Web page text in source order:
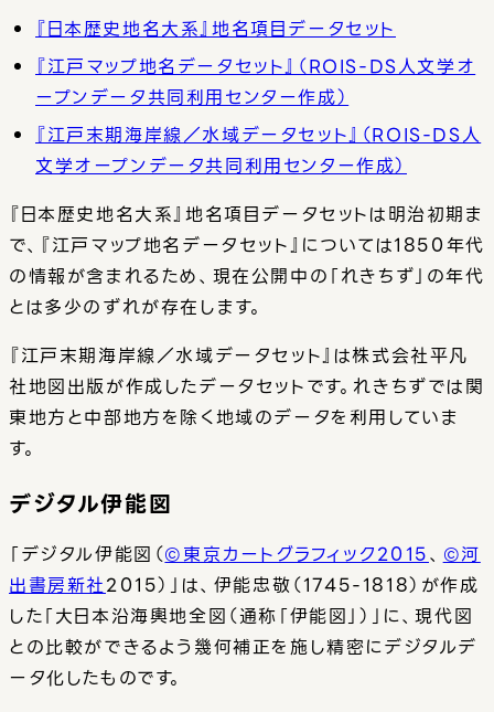
『日本歴史地名大系』地名項目データセット
『江戸マップ地名データセット』（ROIS-DS人文学オ
ープンデータ共同利用センター作成）
『江戸末期海岸線／水域データセット』（ROIS-DS人
文学オープンデータ共同利用センター作成）
『日本歴史地名大系』地名項目データセットは明治初期ま
で、『江戸マップ地名データセット』については1850年代
の情報が含まれるため、現在公開中の「れきちず」の年代
とは多少のずれが存在します。
『江戸末期海岸線／水域データセット』は株式会社平凡
社地図出版が作成したデータセットです。れきちずでは関
東地方と中部地方を除く地域のデータを利用していま
す。
デジタル伊能図
「デジタル伊能図（©東京カートグラフィック2015、©河
出書房新社2015）」は、伊能忠敬（1745-1818）が作成
した「大日本沿海輿地全図（通称「伊能図」）」に、現代図
との比較ができるよう幾何補正を施し精密にデジタルデ
ータ化したものです。